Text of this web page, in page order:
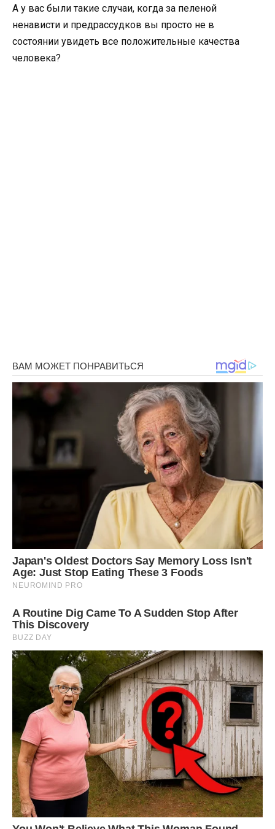
А у вас были такие случаи, когда за пеленой
ненависти и предрассудков вы просто не в
состоянии увидеть все положительные качества
человека?